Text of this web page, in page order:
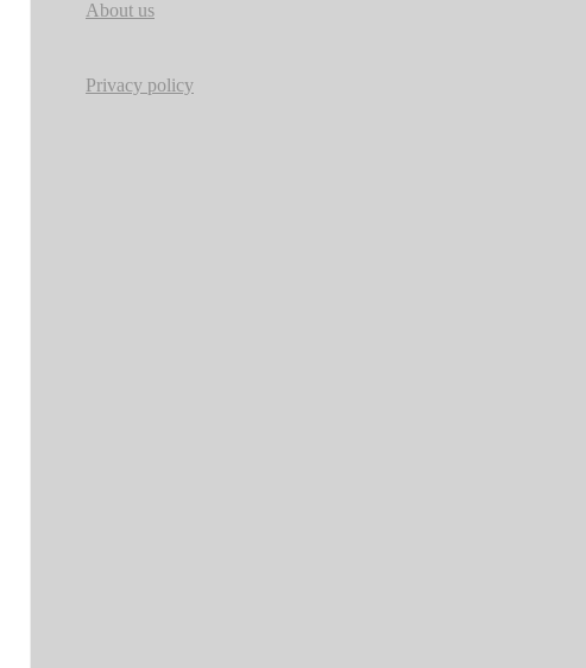
About us
Privacy policy